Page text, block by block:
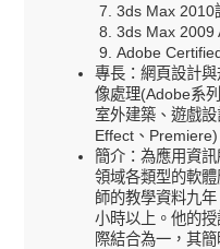
3ds Max 2010
3ds Max 2009
Adobe
專長：網頁設計
像處理(Adobe系
室外建築、遊戲
Effect、
簡介：為應用資
領域各類型的軟
師的教學資料九
小時以上。他的
際結合為一，其